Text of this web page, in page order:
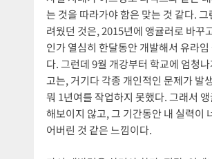
는 것을 따라가야 함은 맞는 것 같다. 그
려웠던 것은, 2015년에 앵귤러로 바꾸
인가 열심히 한달동안 개발해서 유라
다. 그런데 9월 개강부터 학교에 엄청
고는, 거기다 각종 개인적인 문제가 발
뭐 1년여를 작업하지 못했다. 그래서
해보이지 않고, 그 기간동안 내 실력이
어버린 것 같은 느낌이다.